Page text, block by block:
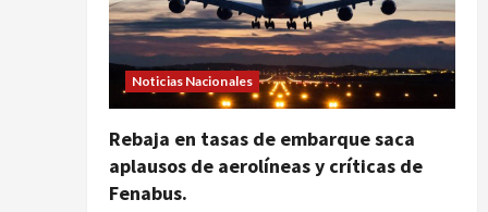
Noticias Nacionales
Rebaja en tasas de embarque saca
aplausos de aerolíneas y críticas de
Fenabus.